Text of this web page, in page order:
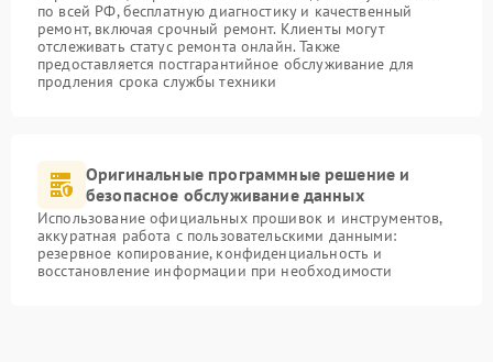
по всей РФ, бесплатную диагностику и качественный
ремонт, включая срочный ремонт. Клиенты могут
отслеживать статус ремонта онлайн. Также
предоставляется постгарантийное обслуживание для
продления срока службы техники
Оригинальные программные решение и
безопасное обслуживание данных
Использование официальных прошивок и инструментов,
аккуратная работа с пользовательскими данными:
резервное копирование, конфиденциальность и
восстановление информации при необходимости